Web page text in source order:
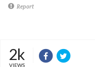
Report
2k
VIEWS